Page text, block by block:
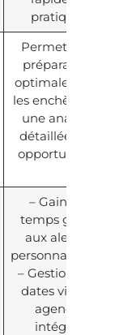
pratique.
Permet une
préparation
optimale pour
les enchères et
une analyse
détaillée des
opportunités.
– Gain de
temps grâce
aux alertes
personnalisées.
– Gestion des
dates via un
agenda
intégré.